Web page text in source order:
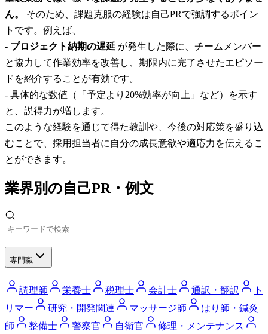
ん。
そのため、課題克服の経験は自己PRで強調するポイン
トです。例えば、
- プロジェクト納期の遅延 が発生した際に、チームメンバー
と協力して作業効率を改善し、期限内に完了させたエピソー
ドを紹介することが有効です。
- 具体的な数値（「予定より20%効率が向上」など）を示す
と、説得力が増します。
このような経験を通じて得た教訓や、今後の対応策を盛り込
むことで、採用担当者に自分の成長意欲や適応力を伝えるこ
とができます。
業界別の自己PR・例文
専門職
調理師 栄養士 税理士 会計士 通訳・翻訳
ト
リマー
研究・開発関連 マッサージ師
はり師・鍼灸
師
整備士 警察官 自衛官
修理・メンテナンス